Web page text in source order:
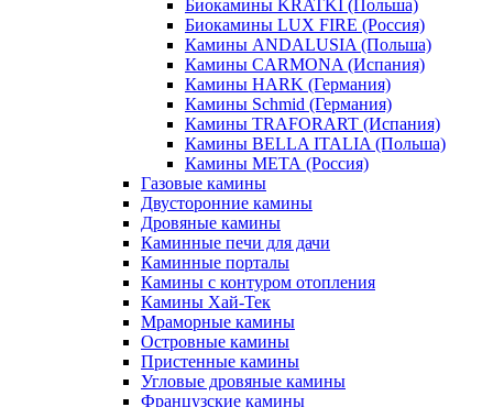
Биокамины KRATKI (Польша)
Биокамины LUX FIRE (Россия)
Камины ANDALUSIA (Польша)
Камины CARMONA (Испания)
Камины HARK (Германия)
Камины Schmid (Германия)
Камины TRAFORART (Испания)
Камины BELLA ITALIA (Польша)
Камины МЕТА (Россия)
Газовые камины
Двусторонние камины
Дровяные камины
Каминные печи для дачи
Каминные порталы
Камины с контуром отопления
Камины Хай-Тек
Мраморные камины
Островные камины
Пристенные камины
Угловые дровяные камины
Французские камины